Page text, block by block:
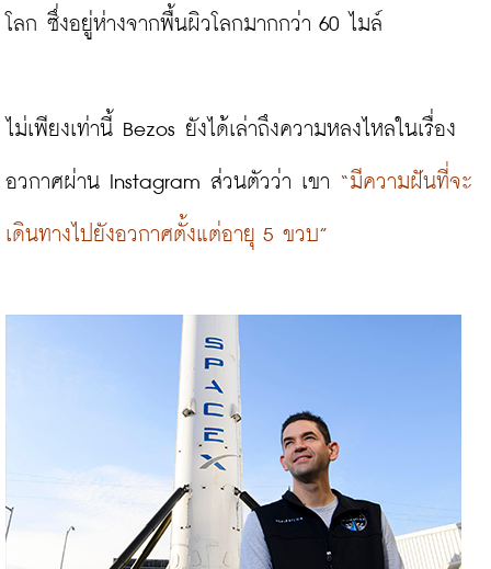
โลก ซึ่งอยู่ห่างจากพื้นผิวโลกมากกว่า 60 ไมล์
ไม่เพียงเท่านี้ Bezos ยังได้เล่าถึงความหลงไหลในเรื่อง
อวกาศผ่าน Instagram ส่วนตัวว่า เขา “มีความฝันที่จะ
เดินทางไปยังอวกาศตั้งแต่อายุ 5 ขวบ”